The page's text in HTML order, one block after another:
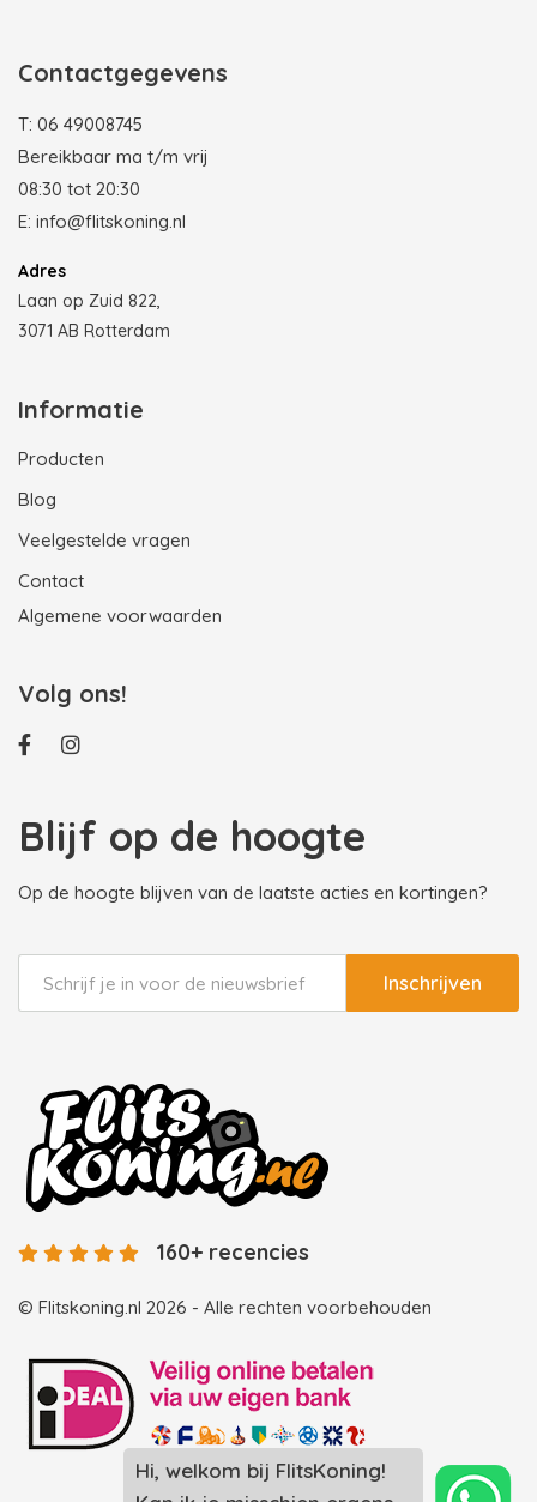
Hi, welkom bij FlitsKoning!
Contactgegevens
T: 06 49008745
Bereikbaar ma t/m vrij
08:30 tot 20:30
E: info@flitskoning.nl
Adres
Laan op Zuid 822,
3071 AB Rotterdam
Informatie
Producten
Blog
Veelgestelde vragen
Contact
Algemene voorwaarden
Volg ons!
Blijf op de hoogte
Op de hoogte blijven van de laatste acties en kortingen?
Inschrijven
© Flitskoning.nl 2026 - Alle rechten voorbehouden
160+ recencies
Landingspagina overzicht photobooths